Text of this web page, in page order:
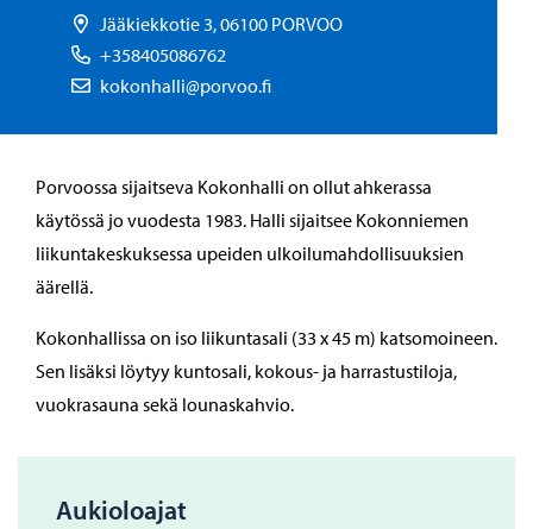
Jääkiekkotie 3, 06100 PORVOO
+358405086762
kokonhalli@porvoo.fi
Porvoossa sijaitseva Kokonhalli on ollut ahkerassa
käytössä jo vuodesta 1983. Halli sijaitsee Kokonniemen
liikuntakeskuksessa upeiden ulkoilumahdollisuuksien
äärellä.
Kokonhallissa on iso liikuntasali (33 x 45 m) katsomoineen.
Sen lisäksi löytyy kuntosali, kokous- ja harrastustiloja,
vuokrasauna sekä lounaskahvio.
Aukioloajat